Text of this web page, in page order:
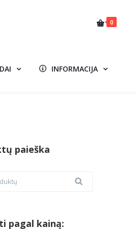
0
INFORMACIJA
paieška
pagal kainą: